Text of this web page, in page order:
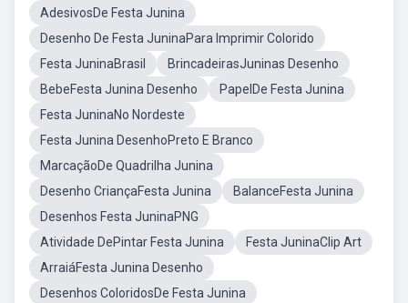
AdesivosDe Festa Junina
Desenho De Festa JuninaPara Imprimir Colorido
Festa JuninaBrasil
BrincadeirasJuninas Desenho
BebeFesta Junina Desenho
PapelDe Festa Junina
Festa JuninaNo Nordeste
Festa Junina DesenhoPreto E Branco
MarcaçãoDe Quadrilha Junina
Desenho CriançaFesta Junina
BalanceFesta Junina
Desenhos Festa JuninaPNG
Atividade DePintar Festa Junina
Festa JuninaClip Art
ArraiáFesta Junina Desenho
Desenhos ColoridosDe Festa Junina